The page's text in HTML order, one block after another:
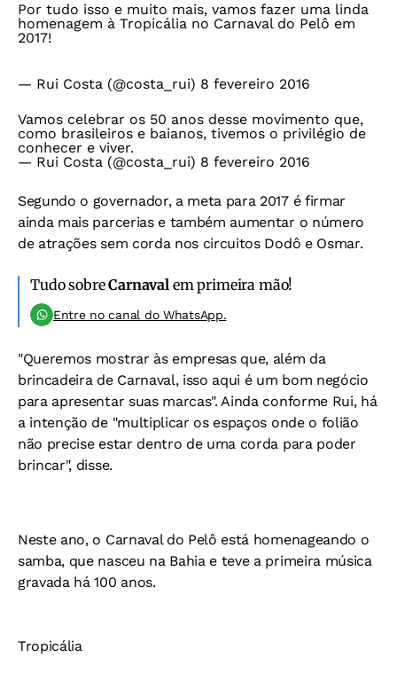
Por tudo isso e muito mais, vamos fazer uma linda
homenagem à Tropicália no Carnaval do Pelô em
2017!
— Rui Costa (@costa_rui) 8 fevereiro 2016
Vamos celebrar os 50 anos desse movimento que,
como brasileiros e baianos, tivemos o privilégio de
conhecer e viver.
— Rui Costa (@costa_rui) 8 fevereiro 2016
Segundo o governador, a meta para 2017 é firmar
ainda mais parcerias e também aumentar o número
de atrações sem corda nos circuitos Dodô e Osmar.
Tudo sobreCarnavalem primeira mão!
Entre no canal do WhatsApp.
"Queremos mostrar às empresas que, além da
brincadeira de Carnaval, isso aqui é um bom negócio
para apresentar suas marcas". Ainda conforme Rui, há
a intenção de "multiplicar os espaços onde o folião
não precise estar dentro de uma corda para poder
brincar", disse.
Neste ano, o Carnaval do Pelô está homenageando o
samba, que nasceu na Bahia e teve a primeira música
gravada há 100 anos.
Tropicália